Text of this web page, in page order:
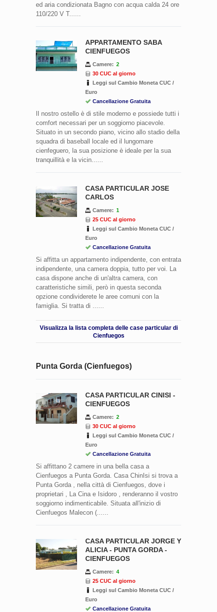
ed aria condizionata Bagno con acqua calda 24 ore
110/220 V T......
APPARTAMENTO SABA
CIENFUEGOS
Camere: 2
30 CUC al giorno
Leggi sul Cambio Moneta CUC /
Euro
Cancellazione Gratuita
Il nostro ostello è di stile moderno e possiede tutti i
comfort necessari per un soggiorno piacevole.
Situato in un secondo piano, vicino allo stadio della
squadra di baseball locale ed il lungomare
cienfeguero, la sua posizione è ideale per la sua
tranquillità e la vicin......
CASA PARTICULAR JOSE
CARLOS
Camere: 1
25 CUC al giorno
Leggi sul Cambio Moneta CUC /
Euro
Cancellazione Gratuita
Si affitta un appartamento indipendente, con entrata
indipendente, una camera doppia, tutto per voi. La
casa dispone anche di un'altra camera, con
caratteristiche simili, però in questa seconda
opzione condividerete le aree comuni con la
famiglia. Si tratta di ......
Visualizza la lista completa delle case particular di
Cienfuegos
Punta Gorda (Cienfuegos)
CASA PARTICULAR CINISI -
CIENFUEGOS
Camere: 2
30 CUC al giorno
Leggi sul Cambio Moneta CUC /
Euro
Cancellazione Gratuita
Si affittano 2 camere in una bella casa a
Cienfuegos a Punta Gorda. Casa ChinIsi si trova a
Punta Gorda , nella città di Cienfuegos, dove i
proprietari , La Cina e Isidoro , renderanno il vostro
soggiorno indimenticabile. Situata all'inizio di
Cienfuegos Malecon (......
CASA PARTICULAR JORGE Y
ALICIA - PUNTA GORDA -
CIENFUEGOS
Camere: 4
25 CUC al giorno
Leggi sul Cambio Moneta CUC /
Euro
Cancellazione Gratuita